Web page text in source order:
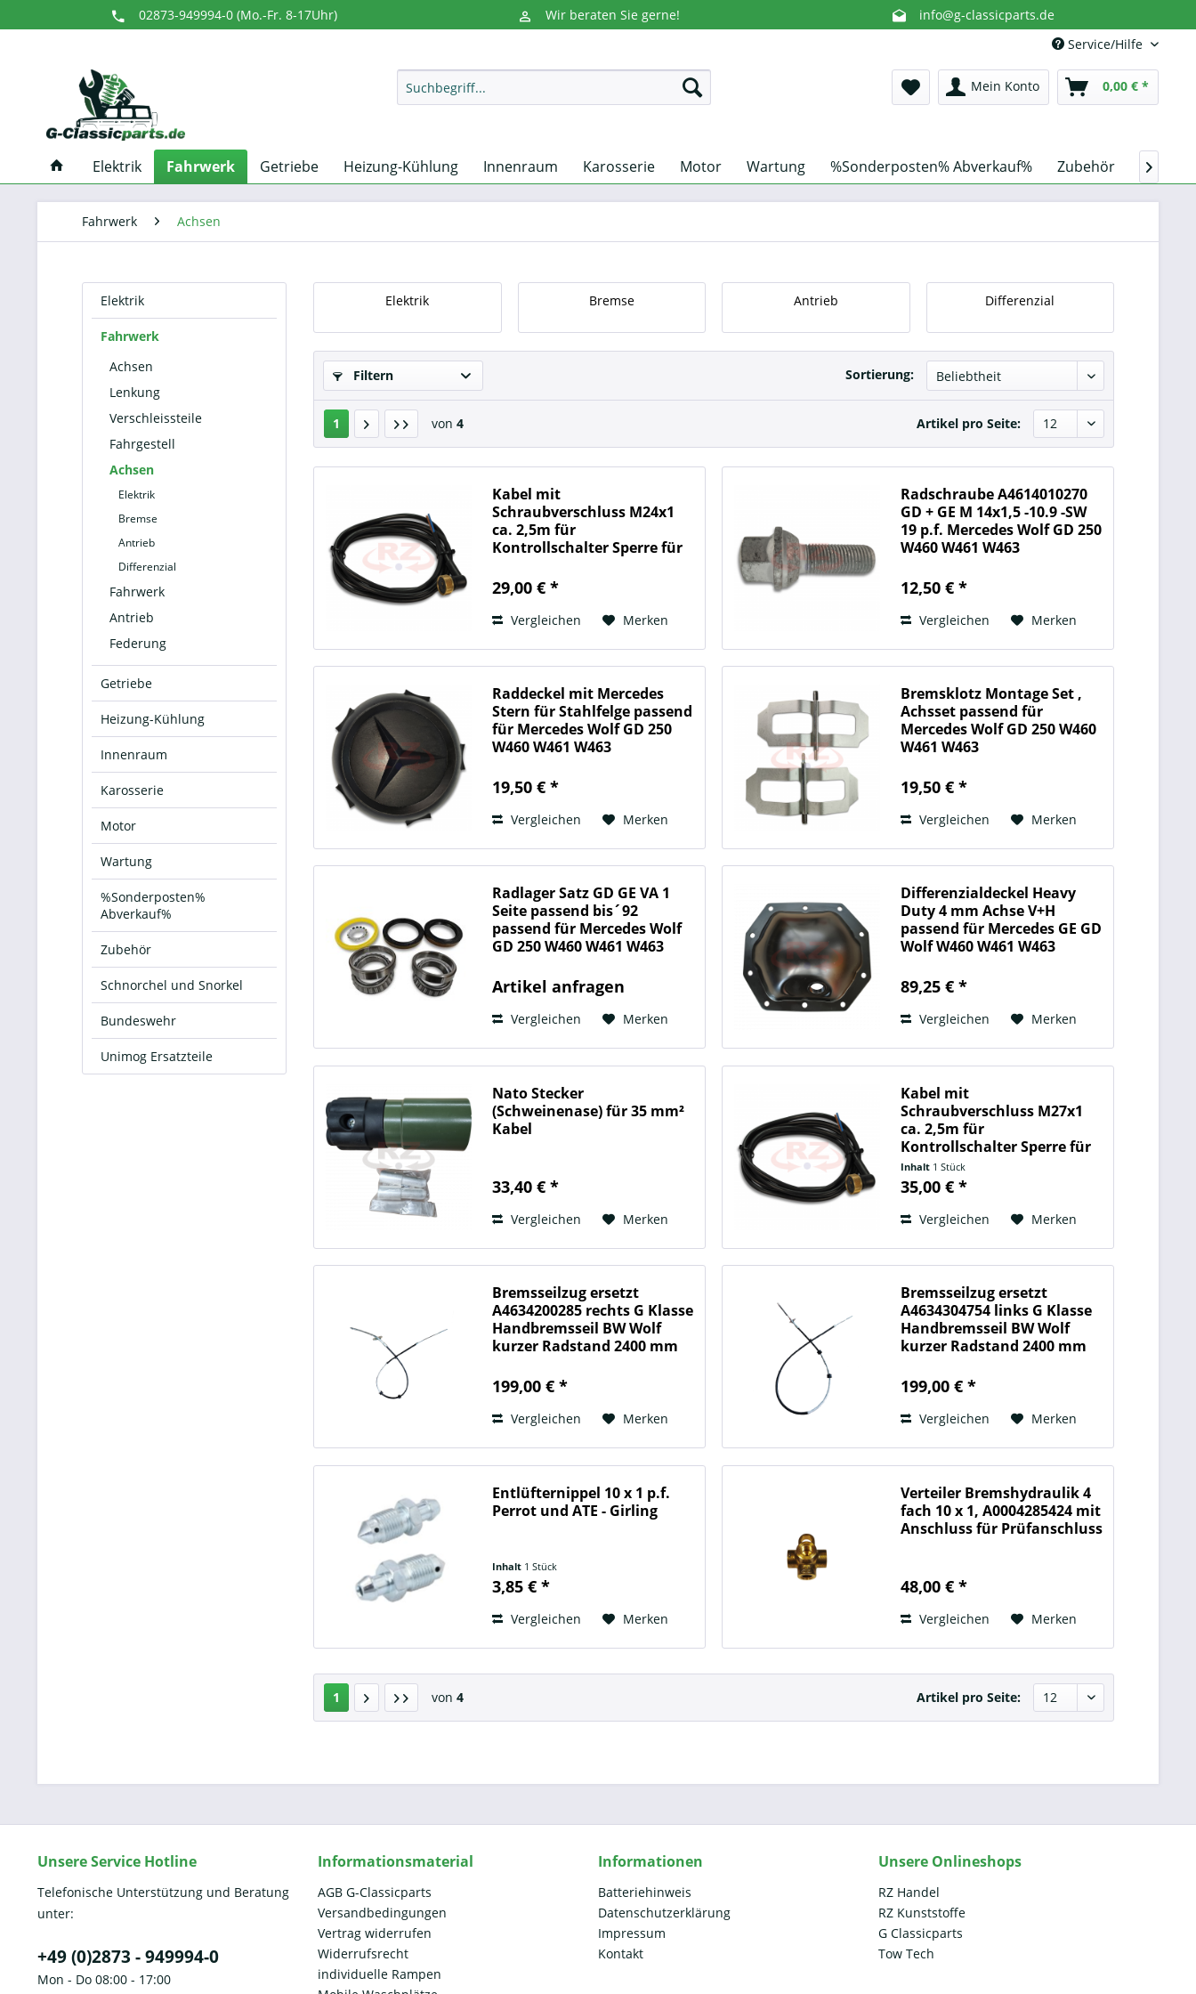
02873-949994-0 (Mo.-Fr. 8-17Uhr) Wir beraten Sie gerne!
info@g-classicparts.de
Service/Hilfe
Mein Konto 0,00 € *
Elektrik Fahrwerk Getriebe Heizung-Kühlung Innenraum Karosserie Motor Wartung %Sonderposten% Abverkauf% Zubehör 
Fahrwerk Achsen
Elektrik
Fahrwerk
Achsen
Lenkung
Verschleissteile
Fahrgestell
Achsen
Elektrik
Bremse
Antrieb
Differenzial
Fahrwerk
Antrieb
Federung
Getriebe
Heizung-Kühlung
Innenraum
Karosserie
Motor
Wartung
%Sonderposten%
Abverkauf%
Zubehör
Schnorchel und Snorkel
Bundeswehr
Unimog Ersatzteile
Elektrik Bremse Antrieb Differenzial
Filtern Sortierung:
1 von 4 Artikel pro Seite:
Kabel mit
Schraubverschluss M24x1
ca. 2,5m für
Kontrollschalter Sperre für
29,00 € *
Vergleichen Merken
Radschraube A4614010270
GD + GE M 14x1,5 -10.9 -SW
19 p.f. Mercedes Wolf GD 250
W460 W461 W463
12,50 € *
Vergleichen Merken
Raddeckel mit Mercedes
Stern für Stahlfelge passend
für Mercedes Wolf GD 250
W460 W461 W463
19,50 € *
Vergleichen Merken
Bremsklotz Montage Set ,
Achsset passend für
Mercedes Wolf GD 250 W460
W461 W463
19,50 € *
Vergleichen Merken
Radlager Satz GD GE VA 1
Seite passend bis´92
passend für Mercedes Wolf
GD 250 W460 W461 W463
Artikel anfragen
Vergleichen Merken
Differenzialdeckel Heavy
Duty 4 mm Achse V+H
passend für Mercedes GE GD
Wolf W460 W461 W463
89,25 € *
Vergleichen Merken
Nato Stecker
(Schweinenase) für 35 mm²
Kabel
33,40 € *
Vergleichen Merken
Kabel mit
Schraubverschluss M27x1
ca. 2,5m für
Kontrollschalter Sperre für
Alternativ Schalter G101
Inhalt 1 Stück
35,00 € *
Vergleichen Merken
Bremsseilzug ersetzt
A4634200285 rechts G Klasse
Handbremsseil BW Wolf
kurzer Radstand 2400 mm
199,00 € *
Vergleichen Merken
Bremsseilzug ersetzt
A4634304754 links G Klasse
Handbremsseil BW Wolf
kurzer Radstand 2400 mm
199,00 € *
Vergleichen Merken
Entlüfternippel 10 x 1 p.f.
Perrot und ATE - Girling
Inhalt 1 Stück
3,85 € *
Vergleichen Merken
Verteiler Bremshydraulik 4
fach 10 x 1, A0004285424 mit
Anschluss für Prüfanschluss
48,00 € *
Vergleichen Merken
1 von 4 Artikel pro Seite:
Unsere Service Hotline
Telefonische Unterstützung und Beratung
unter:
+49 (0)2873 - 949994-0
Mon - Do 08:00 - 17:00
Informationsmaterial
AGB G-Classicparts
Versandbedingungen
Vertrag widerrufen
Widerrufsrecht
individuelle Rampen
Informationen
Batteriehinweis
Datenschutzerklärung
Impressum
Kontakt
Unsere Onlineshops
RZ Handel
RZ Kunststoffe
G Classicparts
Tow Tech